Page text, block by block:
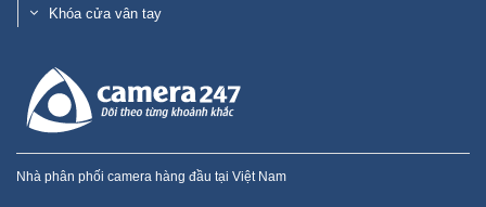
Khóa cửa vân tay
Nhà phân phối camera hàng đầu tại Việt Nam